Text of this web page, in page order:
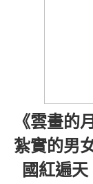
《雲畫的
紮實的男
國紅遍